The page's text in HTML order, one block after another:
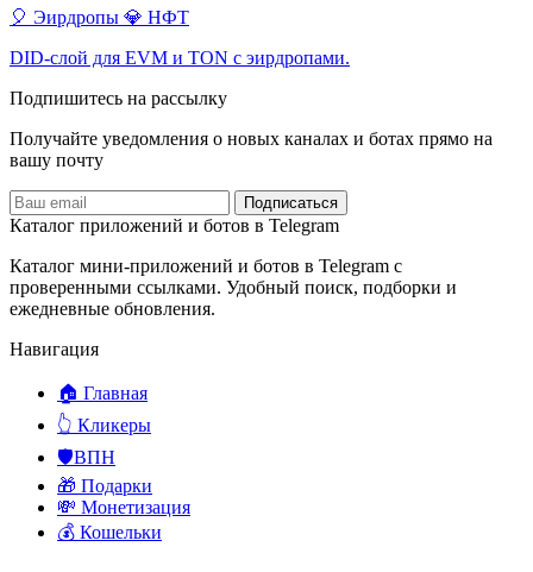
🎈 Эирдропы 💎 НФТ
DID-слой для EVM и TON с эирдропами.
Подпишитесь на рассылку
Получайте уведомления о новых каналах и ботаx прямо на
вашу почту
Подписаться
Каталог приложений и ботов в Telegram
Каталог мини-приложений и ботов в Telegram с
проверенными ссылками. Удобный поиск, подборки и
ежедневные обновления.
Навигация
🏠 Главная
👆 Кликеры
🛡️ВПН
🎁 Подарки
💸 Монетизация
💰 Кошельки